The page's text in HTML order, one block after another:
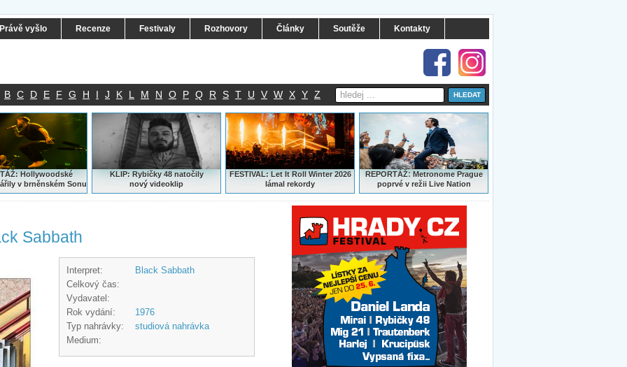
Právě vyšlo Recenze Festivaly Rozhovory Články Soutěže Kontakty
B C D E F G H I J K L M N O P Q R S T U V W X Y Z
Hollywoodské
v brněnském Sonu
KLIP: Rybičky 48 natočily
nový videoklip
FESTIVAL: Let It Roll Winter 2026
lámal rekordy
REPORTÁŽ:Metronome Prague
poprvé v režii Live Nation
Sabbath
Interpret:
Black Sabbath
Celkový čas:
Vydavatel:
Rok vydání:
1976
Typ nahrávky:
studiová nahrávka
Medium: